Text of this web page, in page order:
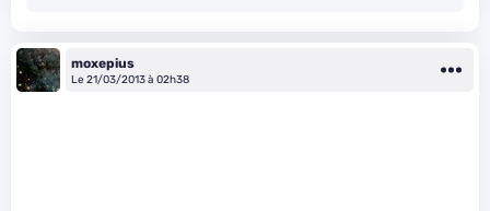
moxepius
Le 21/03/2013 à 02h38